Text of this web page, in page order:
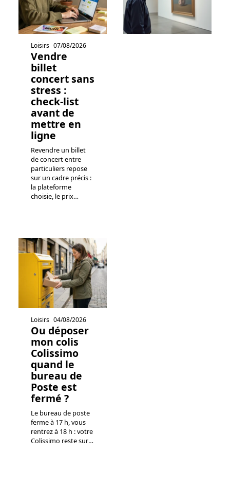
Loisirs 07/08/2026
Vendre
billet
concert sans
stress :
check-list
avant de
mettre en
ligne
Revendre un billet
de concert entre
particuliers repose
sur un cadre précis :
la plateforme
choisie, le prix…
Loisirs 04/08/2026
Ou déposer
mon colis
Colissimo
quand le
bureau de
Poste est
fermé ?
Le bureau de poste
ferme à 17 h, vous
rentrez à 18 h : votre
Colissimo reste sur…